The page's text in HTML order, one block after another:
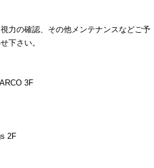
力の確認、その他メンテナンスなどご予
下さい。
3F
2F